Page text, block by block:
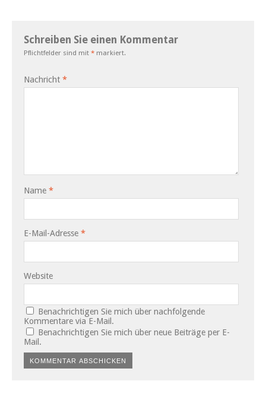
Schreiben Sie einen Kommentar
Pflichtfelder sind mit * markiert.
Nachricht *
Name *
E-Mail-Adresse *
Website
Benachrichtigen Sie mich über nachfolgende
Kommentare via E-Mail.
Benachrichtigen Sie mich über neue Beiträge per E-
Mail.